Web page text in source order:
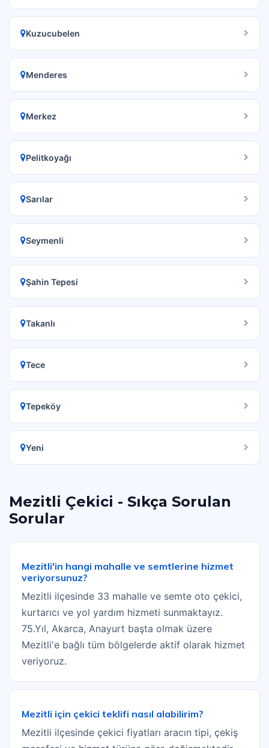
Kuzucubelen
Menderes
Merkez
Pelitkoyağı
Sarılar
Seymenli
Şahin Tepesi
Takanlı
Tece
Tepeköy
Yeni
Mezitli Çekici - Sıkça Sorulan
Sorular
Mezitli'in hangi mahalle ve semtlerine hizmet
veriyorsunuz?
Mezitli ilçesinde 33 mahalle ve semte oto çekici,
kurtarıcı ve yol yardım hizmeti sunmaktayız.
75.Yıl, Akarca, Anayurt başta olmak üzere
Mezitli'e bağlı tüm bölgelerde aktif olarak hizmet
veriyoruz.
Mezitli için çekici teklifi nasıl alabilirim?
Mezitli ilçesinde çekici fiyatları aracın tipi, çekiş